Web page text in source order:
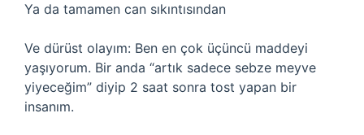
Ya da tamamen can sıkıntısından
Ve dürüst olayım: Ben en çok üçüncü maddeyi
yaşıyorum. Bir anda “artık sadece sebze meyve
yiyeceğim” diyip 2 saat sonra tost yapan bir
insanım.